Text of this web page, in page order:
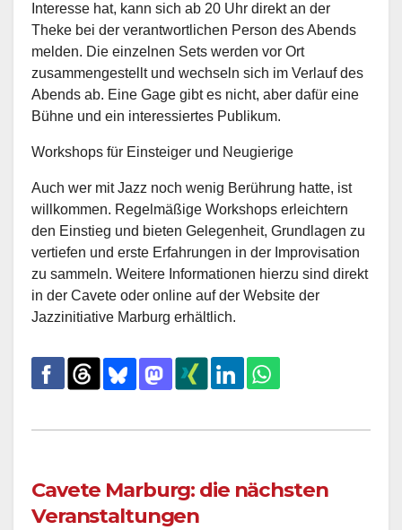
Interesse hat, kann sich ab 20 Uhr direkt an der
Theke bei der verantwortlichen Person des Abends
melden. Die einzelnen Sets werden vor Ort
zusammengestellt und wechseln sich im Verlauf des
Abends ab. Eine Gage gibt es nicht, aber dafür eine
Bühne und ein interessiertes Publikum.
Workshops für Einsteiger und Neugierige
Auch wer mit Jazz noch wenig Berührung hatte, ist
willkommen. Regelmäßige Workshops erleichtern
den Einstieg und bieten Gelegenheit, Grundlagen zu
vertiefen und erste Erfahrungen in der Improvisation
zu sammeln. Weitere Informationen hierzu sind direkt
in der Cavete oder online auf der Website der
Jazzinitiative Marburg erhältlich.
Cavete Marburg: die nächsten
Veranstaltungen